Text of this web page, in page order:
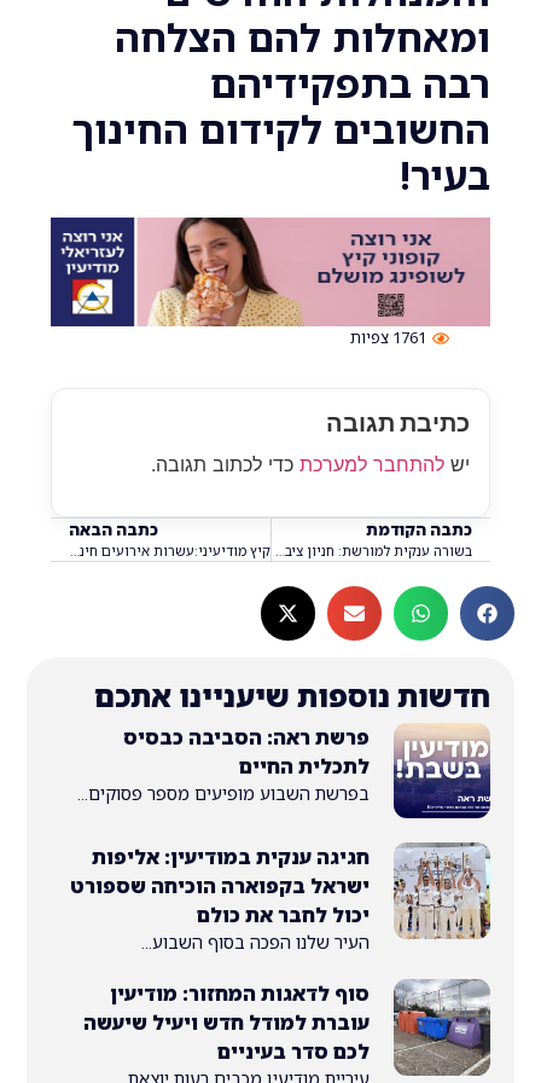
להם הצלחה
בתפקידיהם
לקידום החינוך
תגובה
למערכתכדי לכתוב תגובה.
הקודמת
בשורה ענקית למורשת: חניון ציבורי חדש בדרך קיץ מודיעיני:עשרות אירועים חינם מחכים לכם
נוספות שיעניינו אתכם
פרשת ראה: הסביבה כבסיס
לתכלית החיים
בפרשת השבוע מופיעים מספר פסוקים...
חגיגה ענקית במודיעין: אליפות
ישראל בקפוארה הוכיחה שספורט
יכול לחבר את כולם
העיר שלנו הפכה בסוף השבוע...
סוף לדאגות המחזור: מודיעין
עוברת למודל חדש ויעיל שיעשה
לכם סדר בעיניים